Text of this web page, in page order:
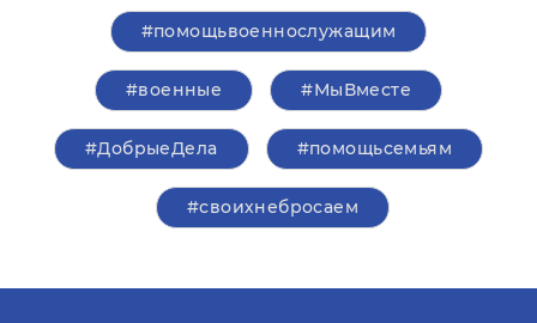
#помощьвоеннослужащим
#военные #‎МыВместе‬
#ДобрыеДела #помощьсемьям
#своихнебросаем